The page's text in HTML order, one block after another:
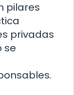
pilares
privadas
se